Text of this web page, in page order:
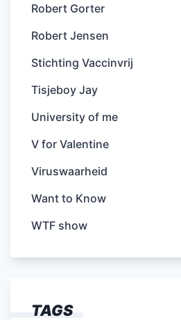
Robert Gorter
Robert Jensen
Stichting Vaccinvrij
Tisjeboy Jay
University of me
V for Valentine
Viruswaarheid
Want to Know
WTF show
TAGS